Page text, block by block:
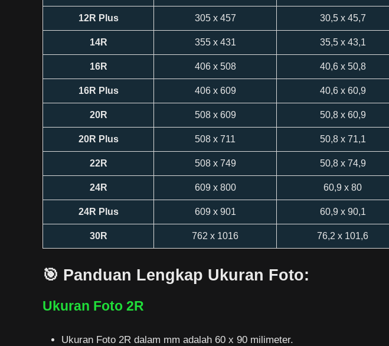
12R Plus 305 x 457 30,5 x 45,7
14R 355 x 431 35,5 x 43,1
16R 406 x 508 40,6 x 50,8
16R Plus 406 x 609 40,6 x 60,9
20R 508 x 609 50,8 x 60,9
20R Plus 508 x 711 50,8 x 71,1
22R 508 x 749 50,8 x 74,9
24R 609 x 800 60,9 x 80
24R Plus 609 x 901 60,9 x 90,1
30R 762 x 1016 76,2 x 101,6
🎯 Panduan Lengkap Ukuran Foto:
Ukuran Foto 2R
Ukuran Foto 2R dalam mm adalah 60 x 90 milimeter.